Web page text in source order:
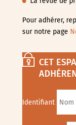
Pour adhérer,
sur notre page
CET
Identifiant